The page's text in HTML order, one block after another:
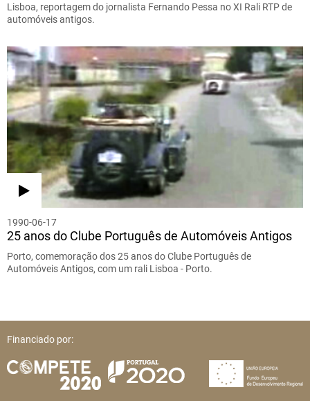
Lisboa, reportagem do jornalista Fernando Pessa no XI Rali RTP de
automóveis antigos.
1990-06-17
25 anos do Clube Português de Automóveis Antigos
Porto, comemoração dos 25 anos do Clube Português de
Automóveis Antigos, com um rali Lisboa - Porto.
Financiado por: